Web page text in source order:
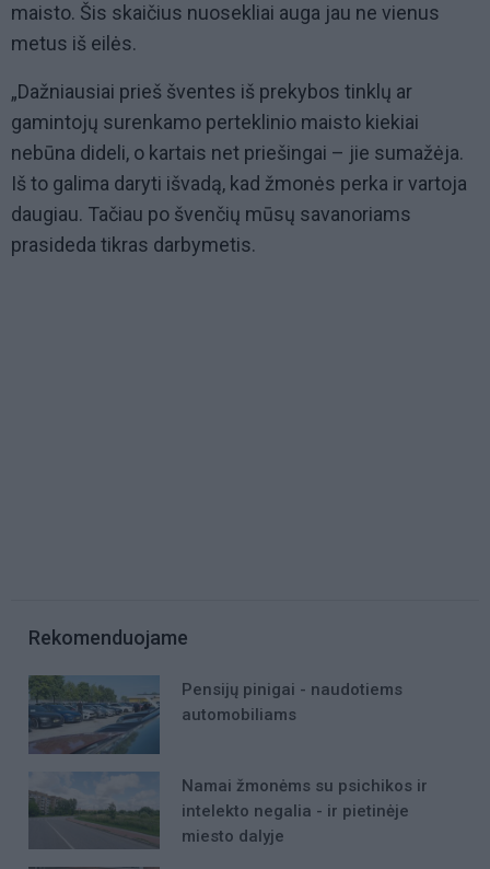
maisto. Šis skaičius nuosekliai auga jau ne vienus
metus iš eilės.
„Dažniausiai prieš šventes iš prekybos tinklų ar
gamintojų surenkamo perteklinio maisto kiekiai
nebūna dideli, o kartais net priešingai – jie sumažėja.
Iš to galima daryti išvadą, kad žmonės perka ir vartoja
daugiau. Tačiau po švenčių mūsų savanoriams
prasideda tikras darbymetis.
Rekomenduojame
Pensijų pinigai - naudotiems
automobiliams
Namai žmonėms su psichikos ir
intelekto negalia - ir pietinėje
miesto dalyje